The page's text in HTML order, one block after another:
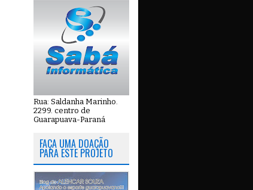
Rua: Saldanha Marinho.
2299. centro de
Guarapuava-Paraná
FAÇA UMA DOAÇÃO
PARA ESTE PROJETO